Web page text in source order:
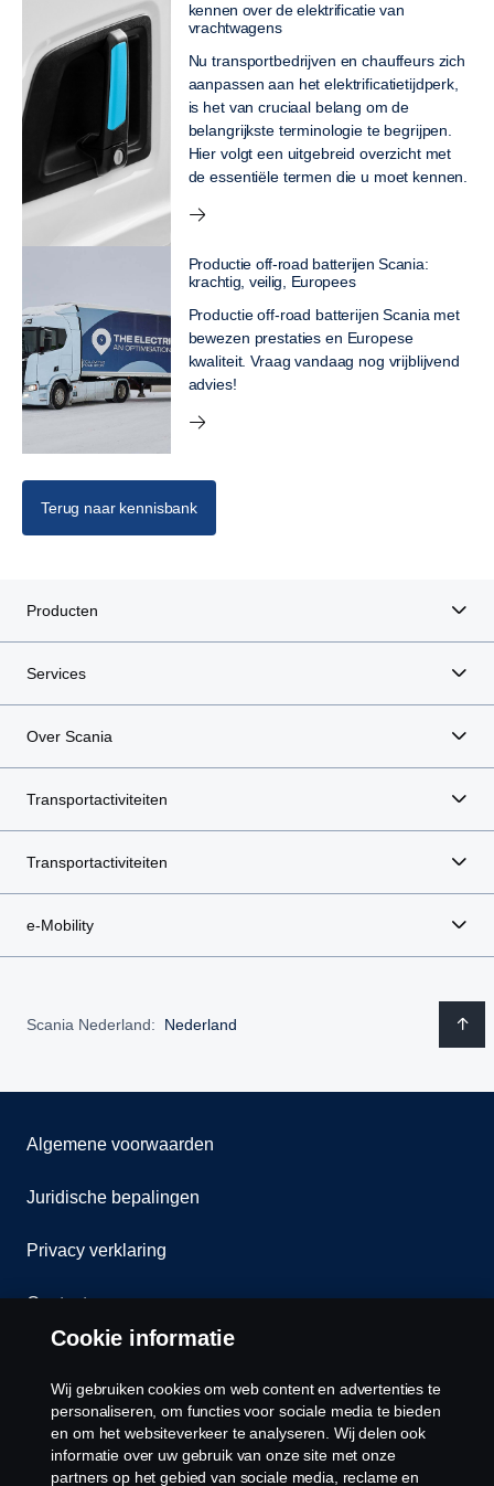
kennen over de elektrificatie van
vrachtwagens
Nu transportbedrijven en chauffeurs zich
aanpassen aan het elektrificatietijdperk,
is het van cruciaal belang om de
belangrijkste terminologie te begrijpen.
Hier volgt een uitgebreid overzicht met
de essentiële termen die u moet kennen.
Productie off-road batterijen Scania:
krachtig, veilig, Europees
Productie off-road batterijen Scania met
bewezen prestaties en Europese
kwaliteit. Vraag vandaag nog vrijblijvend
advies!
Terug naar kennisbank
Producten
Services
Over Scania
Transportactiviteiten
Transportactiviteiten
e-Mobility
Scania Nederland: Nederland
Algemene voorwaarden
Juridische bepalingen
Privacy verklaring
Contact
Cookiebeleid
Cookies
Cookie informatie
Wij gebruiken cookies om web content en advertenties te
personaliseren, om functies voor sociale media te bieden
en om het websiteverkeer te analyseren. Wij delen ook
informatie over uw gebruik van onze site met onze
partners op het gebied van sociale media, reclame en